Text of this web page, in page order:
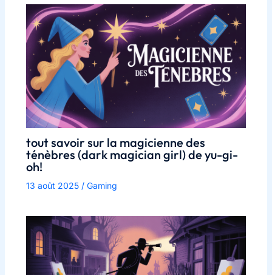
tout savoir sur la magicienne des
ténèbres (dark magician girl) de yu-gi-
oh!
13 août 2025 / Gaming